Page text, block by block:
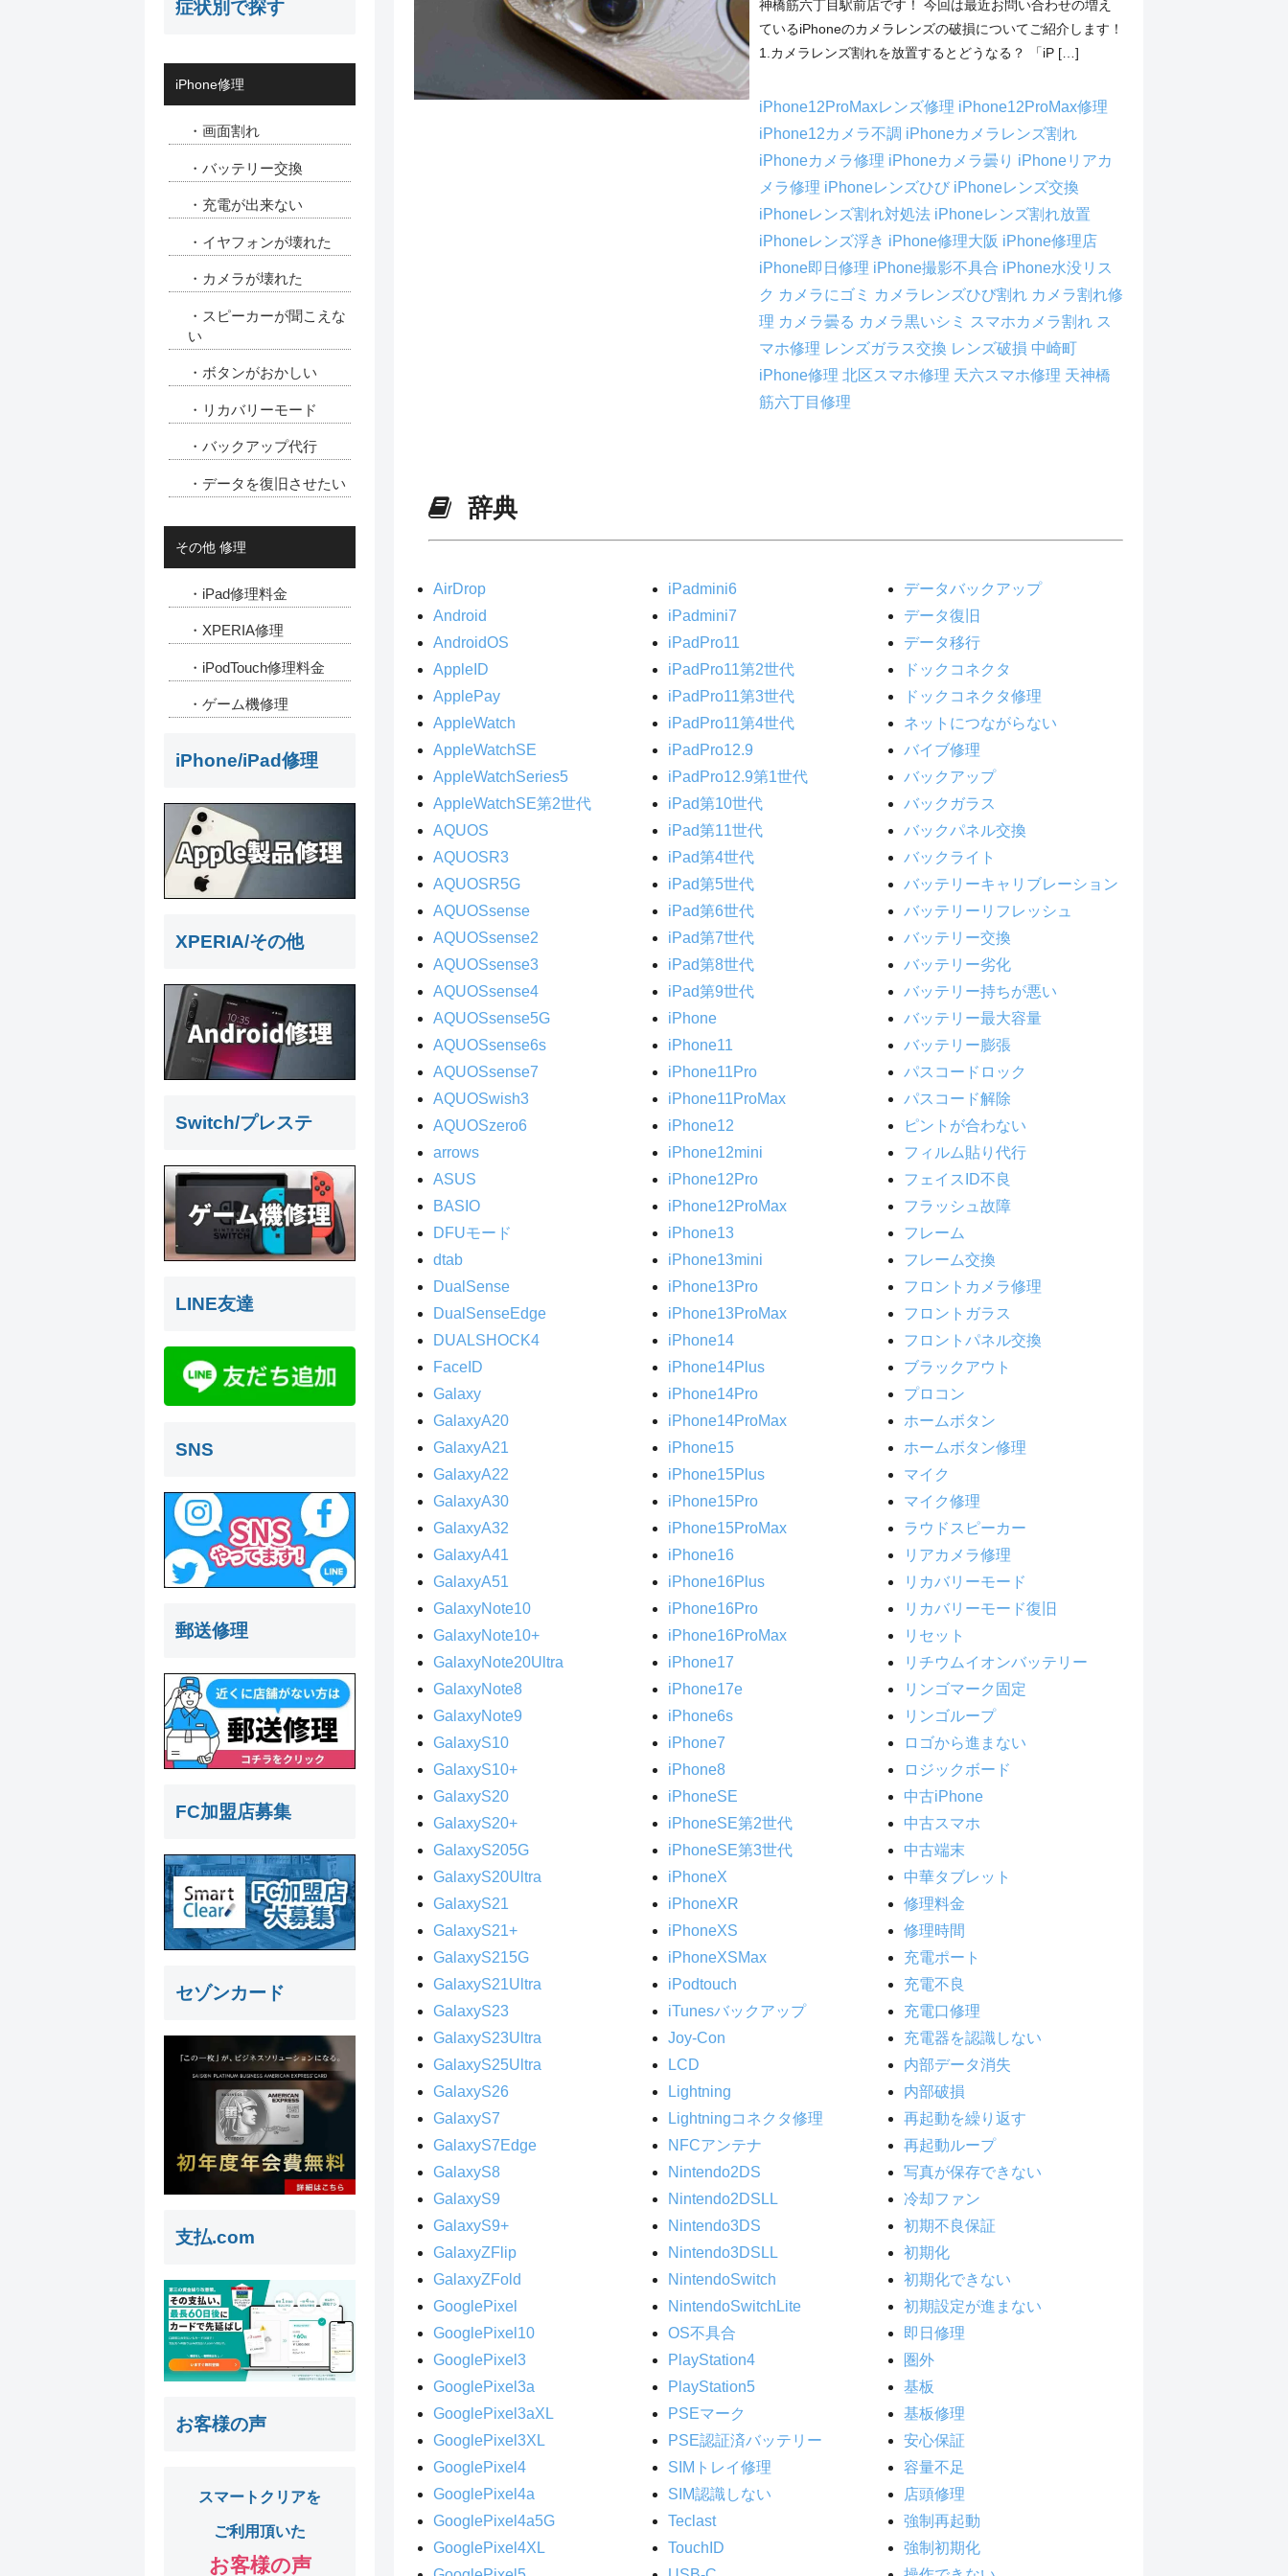
神橋筋六丁目駅前店です！ 今回は最近お問い合わせの増え
ているiPhoneのカメラレンズの破損についてご紹介します！
1.カメラレンズ割れを放置するとどうなる？ 「iP […]
iPhone12ProMaxレンズ修理 iPhone12ProMax修理
iPhone12カメラ不調 iPhoneカメラレンズ割れ
iPhoneカメラ修理 iPhoneカメラ曇り iPhoneリアカ
メラ修理 iPhoneレンズひび iPhoneレンズ交換
iPhoneレンズ割れ対処法 iPhoneレンズ割れ放置
iPhoneレンズ浮き iPhone修理大阪 iPhone修理店
iPhone即日修理 iPhone撮影不具合 iPhone水没リス
ク カメラにゴミ カメラレンズひび割れ カメラ割れ修
理 カメラ曇る カメラ黒いシミ スマホカメラ割れ ス
マホ修理 レンズガラス交換 レンズ破損 中崎町
iPhone修理 北区スマホ修理 天六スマホ修理 天神橋
筋六丁目修理
辞典
AirDrop
Android
AndroidOS
AppleID
ApplePay
AppleWatch
AppleWatchSE
AppleWatchSeries5
AppleWatchSE第2世代
AQUOS
AQUOSR3
AQUOSR5G
AQUOSsense
AQUOSsense2
AQUOSsense3
AQUOSsense4
AQUOSsense5G
AQUOSsense6s
AQUOSsense7
AQUOSwish3
AQUOSzero6
arrows
ASUS
BASIO
DFUモード
dtab
DualSense
DualSenseEdge
DUALSHOCK4
FaceID
Galaxy
GalaxyA20
GalaxyA21
GalaxyA22
GalaxyA30
GalaxyA32
GalaxyA41
GalaxyA51
GalaxyNote10
GalaxyNote10+
GalaxyNote20Ultra
GalaxyNote8
GalaxyNote9
GalaxyS10
GalaxyS10+
GalaxyS20
GalaxyS20+
GalaxyS205G
GalaxyS20Ultra
GalaxyS21
GalaxyS21+
GalaxyS215G
GalaxyS21Ultra
GalaxyS23
GalaxyS23Ultra
GalaxyS25Ultra
GalaxyS26
GalaxyS7
GalaxyS7Edge
GalaxyS8
GalaxyS9
GalaxyS9+
GalaxyZFlip
GalaxyZFold
GooglePixel
GooglePixel10
GooglePixel3
GooglePixel3a
GooglePixel3aXL
GooglePixel3XL
GooglePixel4
GooglePixel4a
GooglePixel4a5G
GooglePixel4XL
iPadmini6
iPadmini7
iPadPro11
iPadPro11第2世代
iPadPro11第3世代
iPadPro11第4世代
iPadPro12.9
iPadPro12.9第1世代
iPad第10世代
iPad第11世代
iPad第4世代
iPad第5世代
iPad第6世代
iPad第7世代
iPad第8世代
iPad第9世代
iPhone
iPhone11
iPhone11Pro
iPhone11ProMax
iPhone12
iPhone12mini
iPhone12Pro
iPhone12ProMax
iPhone13
iPhone13mini
iPhone13Pro
iPhone13ProMax
iPhone14
iPhone14Plus
iPhone14Pro
iPhone14ProMax
iPhone15
iPhone15Plus
iPhone15Pro
iPhone15ProMax
iPhone16
iPhone16Plus
iPhone16Pro
iPhone16ProMax
iPhone17
iPhone17e
iPhone6s
iPhone7
iPhone8
iPhoneSE
iPhoneSE第2世代
iPhoneSE第3世代
iPhoneX
iPhoneXR
iPhoneXS
iPhoneXSMax
iPodtouch
iTunesバックアップ
Joy-Con
LCD
Lightning
Lightningコネクタ修理
NFCアンテナ
Nintendo2DS
Nintendo2DSLL
Nintendo3DS
Nintendo3DSLL
NintendoSwitch
NintendoSwitchLite
OS不具合
PlayStation4
PlayStation5
PSEマーク
PSE認証済バッテリー
SIMトレイ修理
SIM認識しない
Teclast
TouchID
データバックアップ
データ復旧
データ移行
ドックコネクタ
ドックコネクタ修理
ネットにつながらない
バイブ修理
バックアップ
バックガラス
バックパネル交換
バックライト
バッテリーキャリブレーション
バッテリーリフレッシュ
バッテリー交換
バッテリー劣化
バッテリー持ちが悪い
バッテリー最大容量
バッテリー膨張
パスコードロック
パスコード解除
ピントが合わない
フィルム貼り代行
フェイスID不良
フラッシュ故障
フレーム
フレーム交換
フロントカメラ修理
フロントガラス
フロントパネル交換
ブラックアウト
プロコン
ホームボタン
ホームボタン修理
マイク
マイク修理
ラウドスピーカー
リアカメラ修理
リカバリーモード
リカバリーモード復旧
リセット
リチウムイオンバッテリー
リンゴマーク固定
リンゴループ
ロゴから進まない
ロジックボード
中古iPhone
中古スマホ
中古端末
中華タブレット
修理料金
修理時間
充電ポート
充電不良
充電口修理
充電器を認識しない
内部データ消失
内部破損
再起動を繰り返す
再起動ループ
写真が保存できない
冷却ファン
初期不良保証
初期化
初期化できない
初期設定が進まない
即日修理
圏外
基板
基板修理
安心保証
容量不足
店頭修理
強制再起動
強制初期化
症状別で探す
iPhone修理
・画面割れ
・バッテリー交換
・充電が出来ない
・イヤフォンが壊れた
・カメラが壊れた
・スピーカーが聞こえな
い
・ボタンがおかしい
・リカバリーモード
・バックアップ代行
・データを復旧させたい
その他 修理
・iPad修理料金
・XPERIA修理
・iPodTouch修理料金
・ゲーム機修理
iPhone/iPad修理
XPERIA/その他
Switch/プレステ
LINE友達
SNS
郵送修理
FC加盟店募集
セゾンカード
支払.com
お客様の声
スマートクリアを
ご利用頂いた
お客様の声